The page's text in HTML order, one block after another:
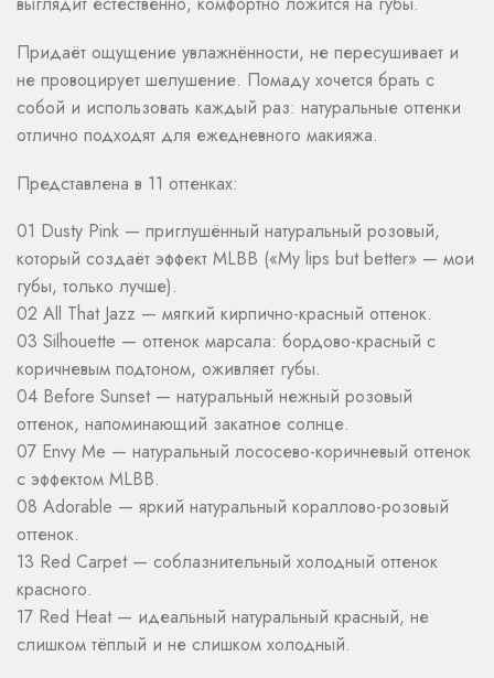
Придаёт ощущение увлажнённости, не пересушивает и
не провоцирует шелушение. Помаду хочется брать с
собой и использовать каждый раз: натуральные оттенки
отлично подходят для ежедневного макияжа.
Представлена в 11 оттенках:
01 Dusty Pink — приглушённый натуральный розовый,
который создаёт эффект MLBB («My lips but better» — мои
губы, только лучше).
02 All That Jazz — мягкий кирпично-красный оттенок.
03 Silhouette — оттенок марсала: бордово-красный с
коричневым подтоном, оживляет губы.
04 Before Sunset — натуральный нежный розовый
оттенок, напоминающий закатное солнце.
07 Envy Me — натуральный лососево-коричневый оттенок
с эффектом MLBB.
08 Adorable — яркий натуральный кораллово-розовый
оттенок.
13 Red Carpet — соблазнительный холодный оттенок
красного.
17 Red Heat — идеальный натуральный красный, не
слишком тёплый и не слишком холодный.